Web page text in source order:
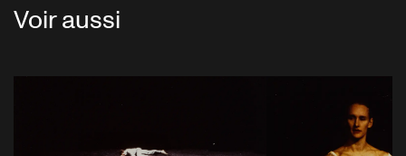
Voir aussi